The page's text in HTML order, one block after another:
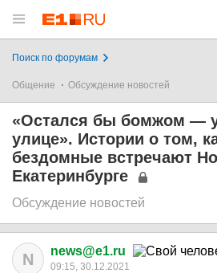
Поиск по форумам
Общение Обсуждение новостей
«Остался бы бомжом —
улице». Истории о том,
бездомные встречают
Екатеринбурге
Обсуждение новостей
N news@e1.ru
09:15, 30.12.2021